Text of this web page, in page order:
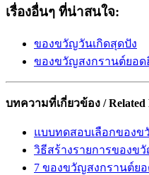
เรื่องอื่นๆ ที่น่าสนใจ:
ของขวัญวันเกิดสุดปัง
ของขวัญสงกรานต์ยอด
บทความที่เกี่ยวข้อง / Related
แบบทดสอบเลือกของข
วิธีสร้างรายการของขวั
7 ของขวัญสงกรานต์ย